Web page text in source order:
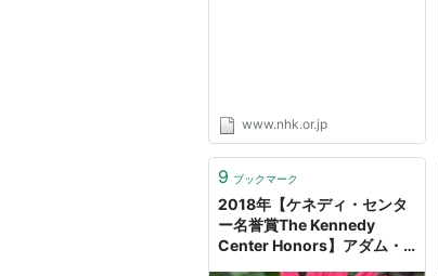
www.nhk.or.jp
9 ブックマーク
2018年【ケネディ・センタ
ー名誉賞The Kennedy
Center Honors】アダム・